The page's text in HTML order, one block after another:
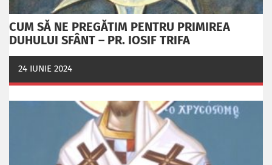
CUM SĂ NE PREGĂTIM PENTRU PRIMIREA
DUHULUI SFÂNT – PR. IOSIF TRIFA
24 IUNIE 2024